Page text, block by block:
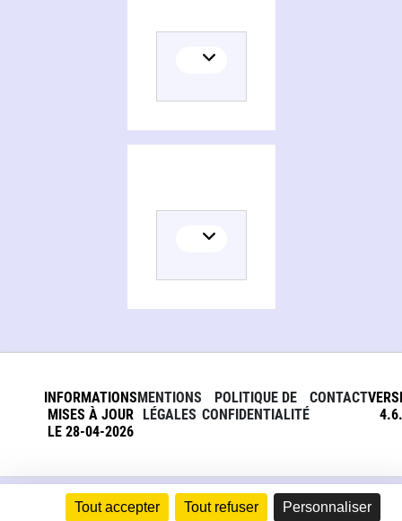
Tout accepter Tout refuser Personnaliser
INFORMATIONS
MISES À JOUR
LE 28-04-2026
MENTIONS
LÉGALES
POLITIQUE DE
CONFIDENTIALITÉ
CONTACT